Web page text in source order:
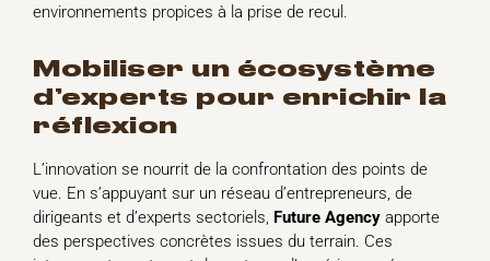
environnements propices à la prise de recul.
mobiliser un écosystème
d’experts pour enrichir la
réflexion
L’innovation se nourrit de la confrontation des points de
vue. En s’appuyant sur un réseau d’entrepreneurs, de
dirigeants et d’experts sectoriels, Future Agency apporte
des perspectives concrètes issues du terrain. Ces